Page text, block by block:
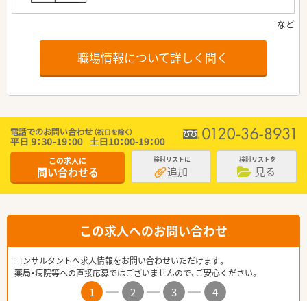
職場情報について詳しく聞く
この求人に
問い合わせる
検討リストに
追加
検討リストを
見る
この求人へのお問い合わせ
コンサルタントへ求人情報をお問い合わせいただけます。
薬局・病院等への直接応募ではございませんので、ご安心ください。
1 2 3
4